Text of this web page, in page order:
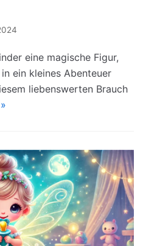
eine magische Figur,
ein kleines Abenteuer
liebenswerten Brauch